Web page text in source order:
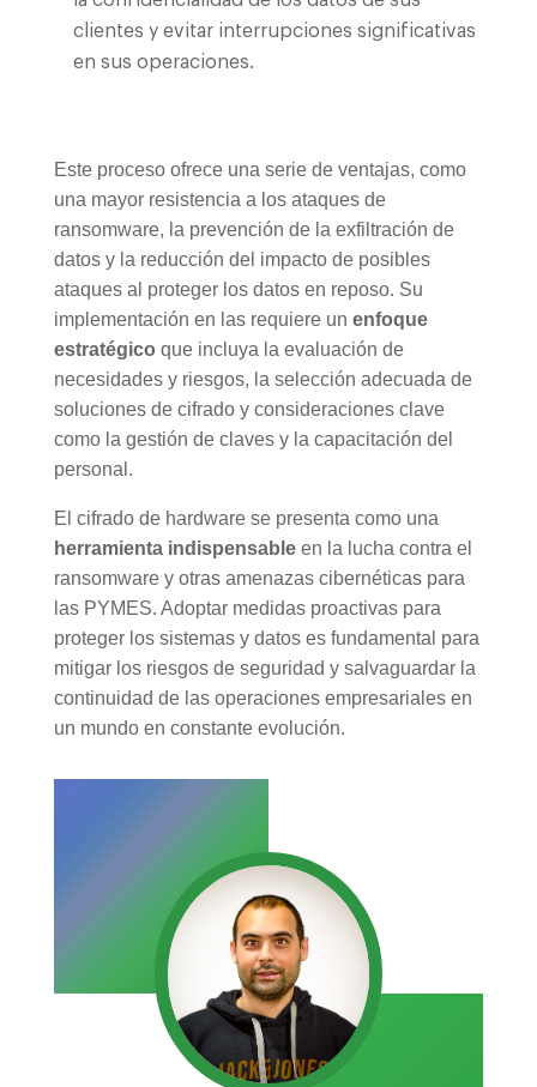
clientes y evitar interrupciones significativas
en sus operaciones.
Este proceso ofrece una serie de ventajas, como
una mayor resistencia a los ataques de
ransomware, la prevención de la exfiltración de
datos y la reducción del impacto de posibles
ataques al proteger los datos en reposo. Su
implementación en las requiere un enfoque
estratégico que incluya la evaluación de
necesidades y riesgos, la selección adecuada de
soluciones de cifrado y consideraciones clave
como la gestión de claves y la capacitación del
personal.
El cifrado de hardware se presenta como una
herramienta indispensableen la lucha contra el
ransomware y otras amenazas cibernéticas para
las PYMES. Adoptar medidas proactivas para
proteger los sistemas y datos es fundamental para
mitigar los riesgos de seguridad y salvaguardar la
continuidad de las operaciones empresariales en
un mundo en constante evolución.